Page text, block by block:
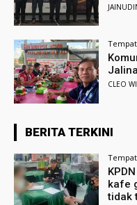
CLEO
BERITA TERKINI
kafe
tidak